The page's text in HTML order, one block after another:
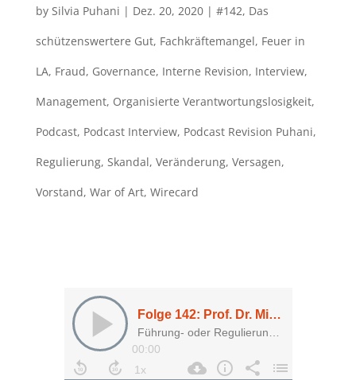
by Silvia Puhani | Dez. 20, 2020| #142, Das
schützenswertere Gut, Fachkräftemangel, Feuer in
LA, Fraud, Governance, Interne Revision, Interview,
Management, Organisierte Verantwortungslosigkeit,
Podcast, Podcast Interview, Podcast Revision Puhani,
Regulierung, Skandal, Veränderung, Versagen,
Vorstand, War of Art, Wirecard